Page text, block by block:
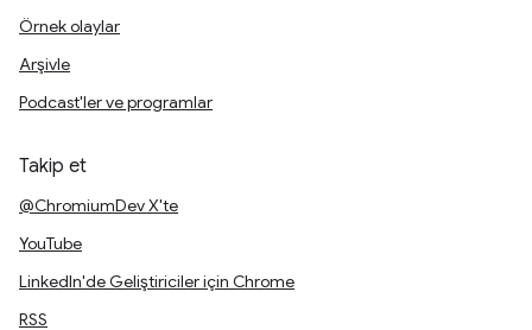
Örnek olaylar
Arşivle
Podcast'ler ve programlar
Takip et
@ChromiumDev X'te
YouTube
LinkedIn'de Geliştiriciler için Chrome
RSS